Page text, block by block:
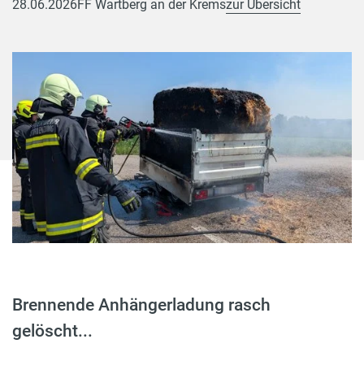
28.06.2026FF Wartberg an der Kremszur Übersicht
Brennende Anhängerladung rasch
gelöscht...